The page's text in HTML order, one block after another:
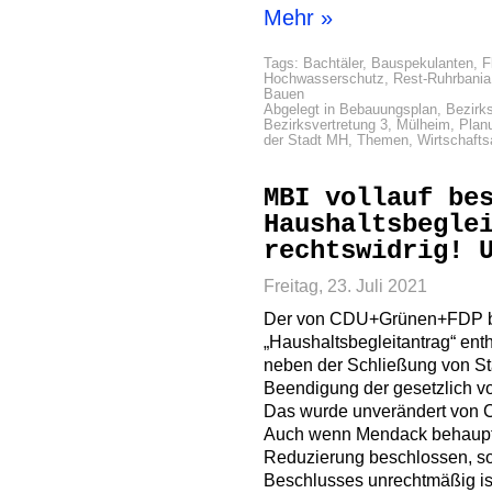
Mehr »
Tags: Bachtäler, Bauspekulanten,
Hochwasserschutz, Rest-Ruhrbania
Bauen
Abgelegt in Bebauungsplan,
Bezirksvertretung 3, Mülheim,
der Stadt MH , Themen,
MBI vollauf
rechtswidrig!
Freitag, 23. Juli 2021
Der von CDU+Grünen+FDP
„Haushaltsbegleitantrag“
neben der Schließung von
Beendigung der gesetzlich
Das wurde unverändert von
Auch wenn Mendack
Reduzierung beschlossen,
Beschlusses unrechtmäßig